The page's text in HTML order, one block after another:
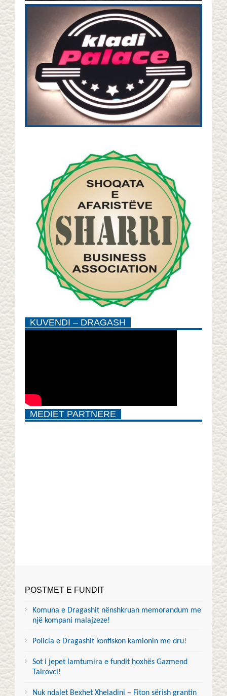
KUVENDI – DRAGASH
MEDIET PARTNERE
POSTMET E FUNDIT
Komuna e Dragashit nënshkruan memorandum me
një kompani malajzeze!
Policia e Dragashit konfiskon kamionin me dru!
Sot i jepet lamtumira e fundit hoxhës Gazmend
Tairovci!
Nuk ndalet Bexhet Xheladini – Fiton sërish grantin